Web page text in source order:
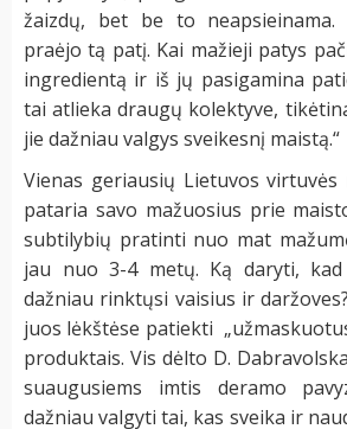
žaizdų, bet be to
praėjo tą patį. Kai mažieji patys
ingredientą ir iš jų pasigamina
tai atlieka draugų kolektyve,
jie dažniau valgys sveikesnį maistą.“
Vienas geriausių Lietuvos virtuvės
pataria savo mažuosius prie
subtilybių pratinti nuo mat
jau nuo 3-4 metų. Ką daryti,
dažniau rinktųsi vaisius ir
juos lėkštėse patiekti
produktais. Vis dėlto D.
suaugusiems imtis deramo
dažniau valgyti tai, kas sveika ir